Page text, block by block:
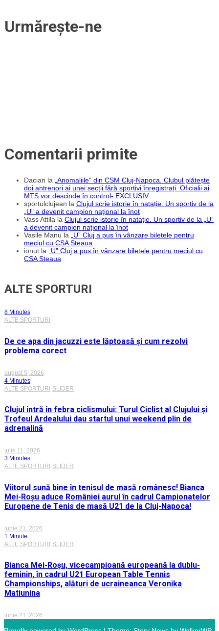
Urmărește-ne
Comentarii primite
Dacian la „Anomaliile” din CSM Cluj-Napoca. Clubul plătește
doi antrenori ai unei secții fără sportivi înregistrați. Oficialii ai
MTS vor descinde în control- EXCLUSIV
sportulclujean la Clujul scrie istorie în natație. Un sportiv de la
„U” a devenit campion național la înot
Vass Attila la Clujul scrie istorie în natație. Un sportiv de la „U”
a devenit campion național la înot
Vasile Manu la „U” Cluj a pus în vânzare biletele pentru
meciul cu CSA Steaua
ionut la „U” Cluj a pus în vânzare biletele pentru meciul cu
CSA Steaua
ALTE SPORTURI
8 Minutes
ALTE SPORTURI
De ce apa din jacuzzi este lăptoasă și cum rezolvi
problema corect
august 5, 2026
4 Minutes
ALTE SPORTURI SLIDER
Clujul intră în febra ciclismului: Turul Ciclist al Clujului și
Trofeul Ardealului dau startul unui weekend plin de
adrenalină
iulie 11, 2026
3 Minutes
ALTE SPORTURI
SLIDER
Viitorul sună bine în tenisul de masă românesc! Bianca
Mei-Roșu aduce României aurul în cadrul Campionatelor
Europene de Tenis de masă U21 de la Cluj-Napoca!
iunie 21, 2026
1 Minute
ALTE SPORTURI SLIDER
Bianca Mei-Roșu, vicecampioană europeană la dublu-
feminin, în cadrul U21 European Table Tennis
Championships, alături de ucraineanca Veronika
Matiunina
iunie 21, 2026